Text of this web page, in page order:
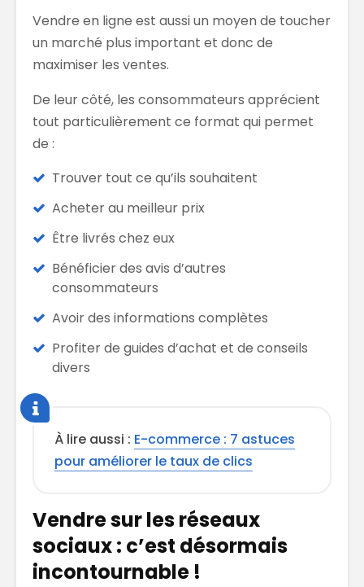
Vendre en ligne est aussi un moyen de toucher
un marché plus important et donc de
maximiser les ventes.
De leur côté, les consommateurs apprécient
tout particulièrement ce format qui permet
de :
Trouver tout ce qu’ils souhaitent
Acheter au meilleur prix
Être livrés chez eux
Bénéficier des avis d’autres
consommateurs
Avoir des informations complètes
Profiter de guides d’achat et de conseils
divers
À lire aussi : E-commerce : 7 astuces
pour améliorer le taux de clics
Vendre sur les réseaux
sociaux : c’est désormais
incontournable !